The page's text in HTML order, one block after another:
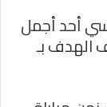
أحد أجمل
الهدف بـ